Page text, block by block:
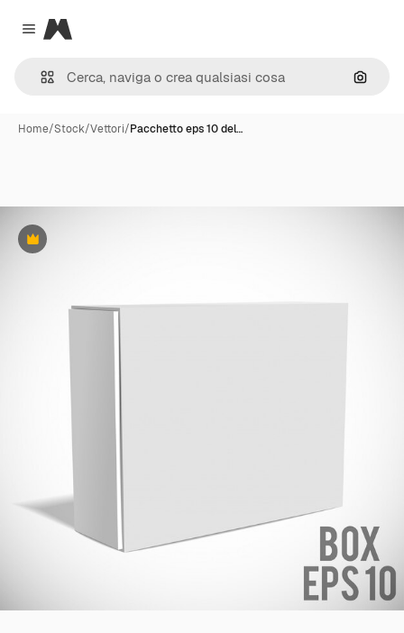
Close menu
Magnific
Cerca
Home/Stock/Vettori/Pacchetto eps 10 del…
Premium